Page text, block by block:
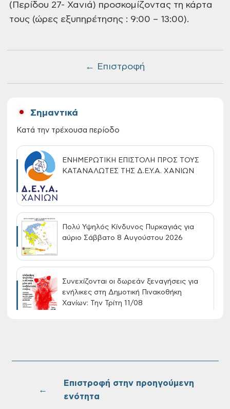
← Επιστροφή
(Περίδου 27- Χανιά) προσκομίζοντας τη κάρτα
τους (ώρες εξυπηρέτησης : 9:00 – 13:00).
Σημαντικά
Κατά την τρέχουσα περίοδο
ΕΝΗΜΕΡΩΤΙΚΗ ΕΠΙΣΤΟΛΗ ΠΡΟΣ ΤΟΥΣ
ΚΑΤΑΝΑΛΩΤΕΣ ΤΗΣ Δ.Ε.Υ.Α. ΧΑΝΙΩΝ
Πολύ Υψηλός Κίνδυνος Πυρκαγιάς για
αύριο Σάββατο 8 Αυγούστου 2026
Συνεχίζονται οι δωρεάν ξεναγήσεις για
ενήλικες στη Δημοτική Πινακοθήκη
Χανίων: Την Τρίτη 11/08
Τακτική συνεδρίαση Δημοτικής Επιτροπής
←
Επιστροφή στην προηγούμενη
ενότητα